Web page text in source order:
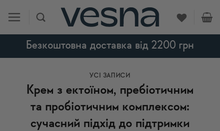
content
Безкоштовна доставка від 2200 грн
УСI ЗАПИСИ
Крем з ектоїном, пребіотичним
та пробіотичним комплексом:
сучасний підхід до підтримки